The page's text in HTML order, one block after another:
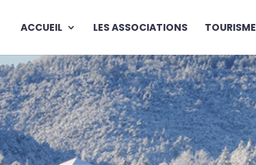
ACCUEIL LES ASSOCIATIONS TOURISME